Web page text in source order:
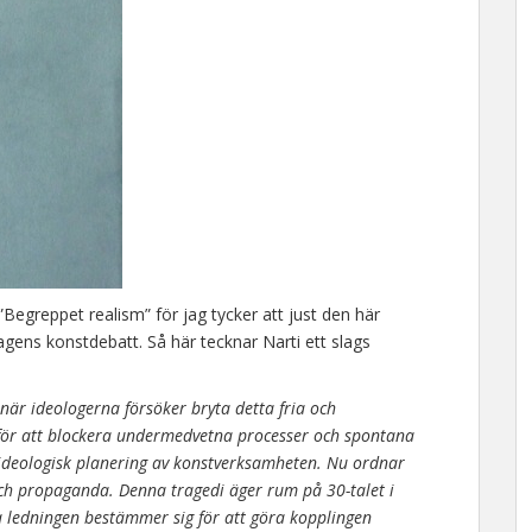
realism” för jag tycker att just den här
konstdebatt. Så här tecknar Narti ett slags
ideologerna försöker bryta detta fria och
att blockera undermedvetna processer och spontana
planering av konstverksamheten. Nu ordnar
propaganda. Denna tragedi äger rum på 30-talet i
bestämmer sig för att göra kopplingen